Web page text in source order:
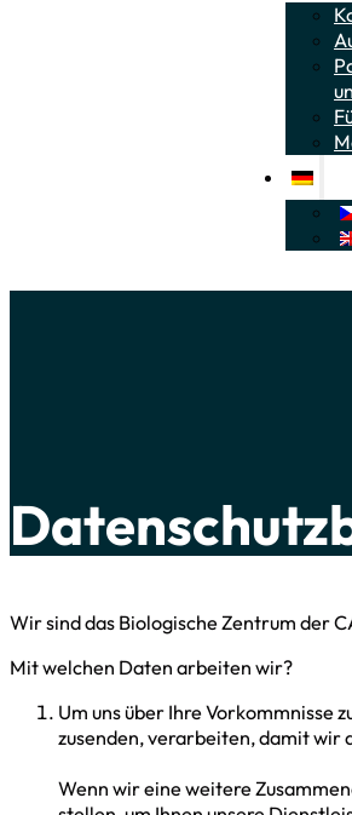
Wir sind das Biologische Zentrum der
Mit welchen Daten arbeiten wir?
Um uns über Ihre Vorkommnisse
zusenden, verarbeiten, damit wir
Wenn wir eine weitere